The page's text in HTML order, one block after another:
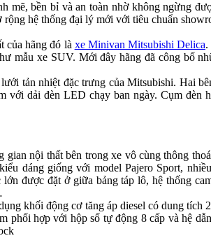
mẽ, bền bỉ và an toàn nhờ không ngừng
hệ thống đại lý mới với tiêu chuẩn
của hãng đó là xe Minivan Mitsubishi Delica.
mẫu xe SUV. Mới đây hãng đã công bố
tản nhiệt đặc trưng của Mitsubishi. Hai
với dải đèn LED chạy ban ngày. Cụm đèn
nội thất bên trong xe vô cùng thông
dáng giống với model Pajero Sport,
được đặt ở giữa bảng táp lô, hệ thống
khối động cơ tăng áp diesel có dung tích
phối hợp với hộp số tự động 8 cấp và hệ